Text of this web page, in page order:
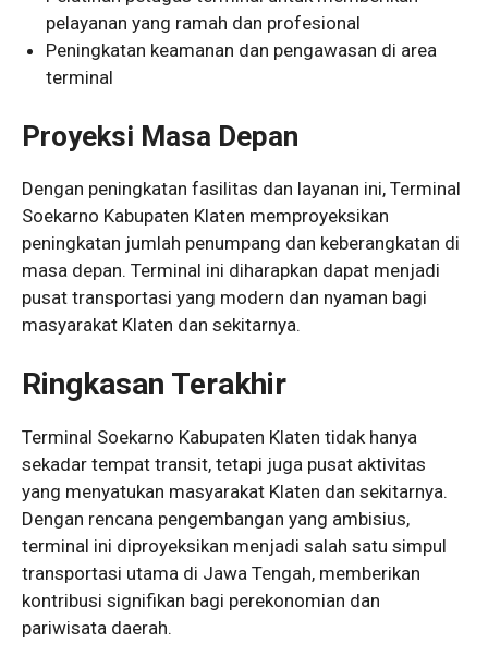
pelayanan yang ramah dan profesional
Peningkatan keamanan dan pengawasan di area
terminal
Proyeksi Masa Depan
Dengan peningkatan fasilitas dan layanan ini, Terminal
Soekarno Kabupaten Klaten memproyeksikan
peningkatan jumlah penumpang dan keberangkatan di
masa depan. Terminal ini diharapkan dapat menjadi
pusat transportasi yang modern dan nyaman bagi
masyarakat Klaten dan sekitarnya.
Ringkasan Terakhir
Terminal Soekarno Kabupaten Klaten tidak hanya
sekadar tempat transit, tetapi juga pusat aktivitas
yang menyatukan masyarakat Klaten dan sekitarnya.
Dengan rencana pengembangan yang ambisius,
terminal ini diproyeksikan menjadi salah satu simpul
transportasi utama di Jawa Tengah, memberikan
kontribusi signifikan bagi perekonomian dan
pariwisata daerah.